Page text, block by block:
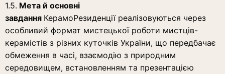
1.5. Мета й основні
завдання КерамоРезиденції реалізовуються через
особливий формат мистецької роботи мистців-
керамістів з різних куточків України, що передбачає
обмеження в часі, взаємодію з природним
середовищем, встановленням та презентацією